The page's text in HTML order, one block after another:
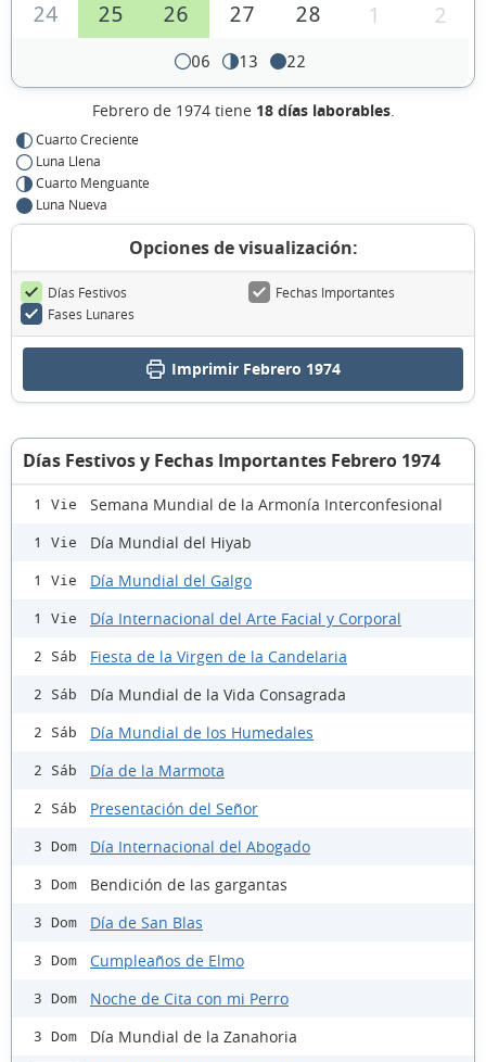
24
25 26 27 28 1 2
06 13 22
Febrero de 1974 tiene 18 días laborables.
Cuarto Creciente
Luna Llena
Cuarto Menguante
Luna Nueva
Opciones de visualización:
Días Festivos
Fechas Importantes
Fases Lunares
Imprimir Febrero 1974
Días Festivos y Fechas Importantes Febrero 1974
1 Vie Semana Mundial de la Armonía Interconfesional
1 Vie Día Mundial del Hiyab
1 Vie Día Mundial del Galgo
1 Vie Día Internacional del Arte Facial y Corporal
2 Sáb Fiesta de la Virgen de la Candelaria
2 Sáb Día Mundial de la Vida Consagrada
2 Sáb Día Mundial de los Humedales
2 Sáb Día de la Marmota
2 Sáb Presentación del Señor
3 Dom Día Internacional del Abogado
3 Dom Bendición de las gargantas
3 Dom Día de San Blas
3 Dom Cumpleaños de Elmo
3 Dom Noche de Cita con mi Perro
3 Dom Día Mundial de la Zanahoria